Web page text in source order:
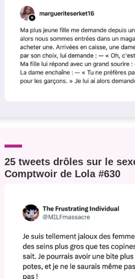
25 tweets drôles sur le
Comptwoir de Lola #630